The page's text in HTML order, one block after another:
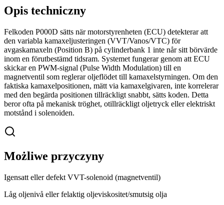
Opis techniczny
Felkoden P000D sätts när motorstyrenheten (ECU) detekterar att
den variabla kamaxeljusteringen (VVT/Vanos/VTC) för
avgaskamaxeln (Position B) på cylinderbank 1 inte når sitt börvärde
inom en förutbestämd tidsram. Systemet fungerar genom att ECU
skickar en PWM-signal (Pulse Width Modulation) till en
magnetventil som reglerar oljeflödet till kamaxelstyrningen. Om den
faktiska kamaxelpositionen, mätt via kamaxelgivaren, inte korrelerar
med den begärda positionen tillräckligt snabbt, sätts koden. Detta
beror ofta på mekanisk tröghet, otillräckligt oljetryck eller elektriskt
motstånd i solenoiden.
Możliwe przyczyny
Igensatt eller defekt VVT-solenoid (magnetventil)
Låg oljenivå eller felaktig oljeviskositet/smutsig olja